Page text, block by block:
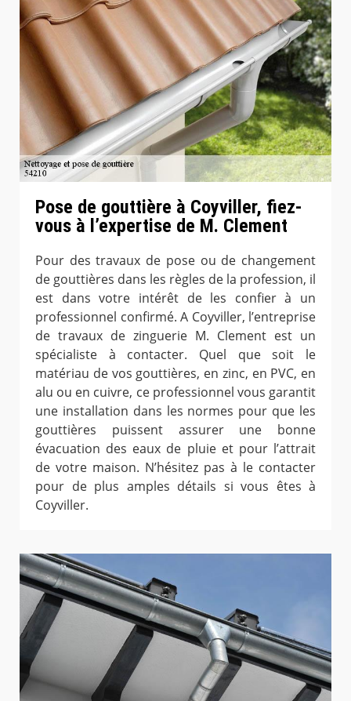
Pose de gouttière à Coyviller, fiez-
vous à l’expertise de M. Clement
Pour des travaux de pose ou de changement
de gouttières dans les règles de la profession, il
est dans votre intérêt de les confier à un
professionnel confirmé. A Coyviller, l’entreprise
de travaux de zinguerie M. Clement est un
spécialiste à contacter. Quel que soit le
matériau de vos gouttières, en zinc, en PVC, en
alu ou en cuivre, ce professionnel vous garantit
une installation dans les normes pour que les
gouttières puissent assurer une bonne
évacuation des eaux de pluie et pour l’attrait
de votre maison. N’hésitez pas à le contacter
pour de plus amples détails si vous êtes à
Coyviller.